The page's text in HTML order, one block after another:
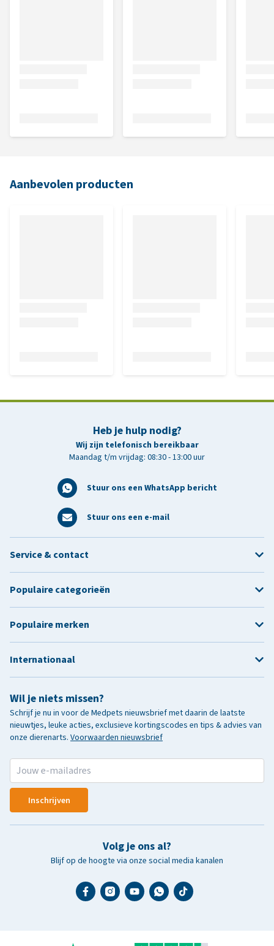
Aanbevolen producten
Heb je hulp nodig?
Wij zijn telefonisch bereikbaar
Maandag t/m vrijdag: 08:30 - 13:00 uur
Stuur ons een WhatsApp bericht
Stuur ons een e-mail
Wil je niets missen?
Schrijf je nu in voor de Medpets nieuwsbrief met daarin de laatste
nieuwtjes, leuke acties, exclusieve kortingscodes en tips & advies van
onze dierenarts. Voorwaarden nieuwsbrief
Inschrijven
Volg je ons al?
Blijf op de hoogte via onze social media kanalen
Service & contact
Populaire categorieën
Populaire merken
Internationaal